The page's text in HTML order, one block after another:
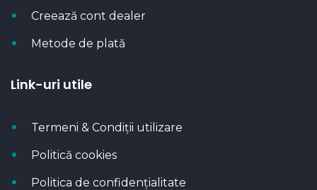
Creează cont dealer
Metode de plată
Link-uri utile
Termeni & Condiții utilizare
Politică cookies
Politica de confidențialitate